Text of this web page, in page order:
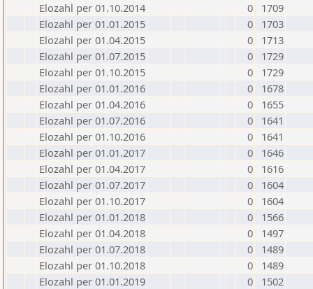
Elozahl per 01.10.2014
0
1709
Elozahl per 01.01.2015
0
1703
Elozahl per 01.04.2015
0
1713
Elozahl per 01.07.2015
0
1729
Elozahl per 01.10.2015
0
1729
Elozahl per 01.01.2016
0
1678
Elozahl per 01.04.2016
0
1655
Elozahl per 01.07.2016
0
1641
Elozahl per 01.10.2016
0
1641
Elozahl per 01.01.2017
0
1646
Elozahl per 01.04.2017
0
1616
Elozahl per 01.07.2017
0
1604
Elozahl per 01.10.2017
0
1604
Elozahl per 01.01.2018
0
1566
Elozahl per 01.04.2018
0
1497
Elozahl per 01.07.2018
0
1489
Elozahl per 01.10.2018
0
1489
Elozahl per 01.01.2019
0
1502